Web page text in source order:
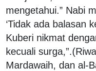
mengetahui.” Nabi
‘Tidak ada balasan
Kuberi nikmat
kecuali
Mardawaih, dan al-